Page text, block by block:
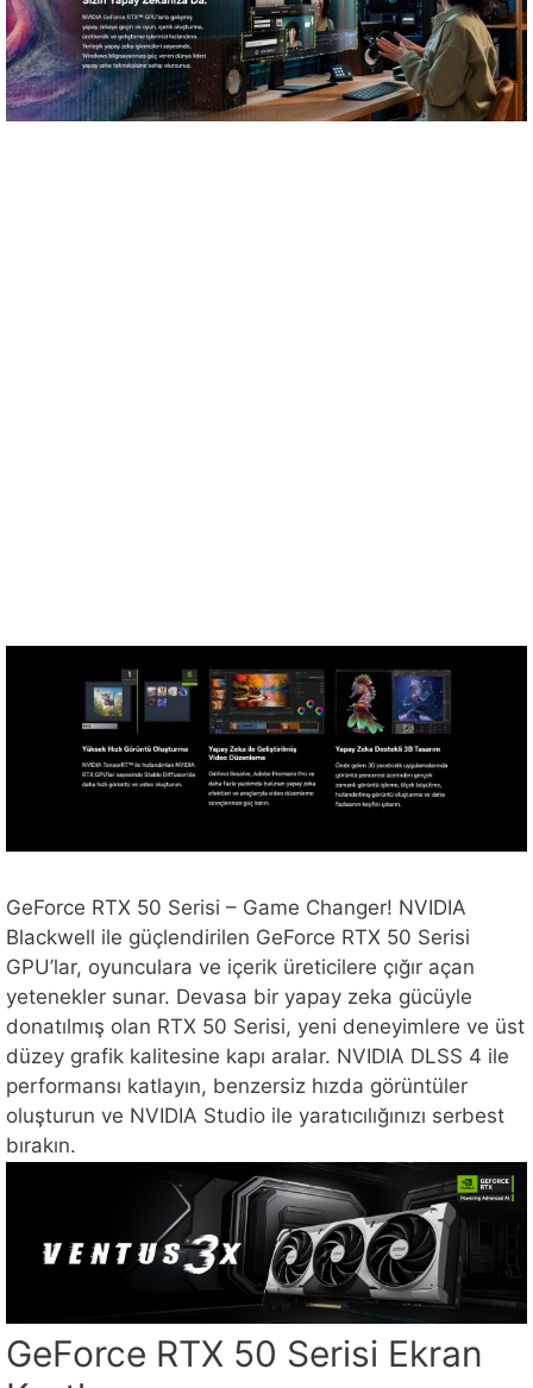
GeForce RTX 50 Serisi – Game Changer! NVIDIA
Blackwell ile güçlendirilen GeForce RTX 50 Serisi
GPU’lar, oyunculara ve içerik üreticilere çığır açan
yetenekler sunar. Devasa bir yapay zeka gücüyle
donatılmış olan RTX 50 Serisi, yeni deneyimlere ve üst
düzey grafik kalitesine kapı aralar. NVIDIA DLSS 4 ile
performansı katlayın, benzersiz hızda görüntüler
oluşturun ve NVIDIA Studio ile yaratıcılığınızı serbest
bırakın.
GeForce RTX 50 Serisi Ekran